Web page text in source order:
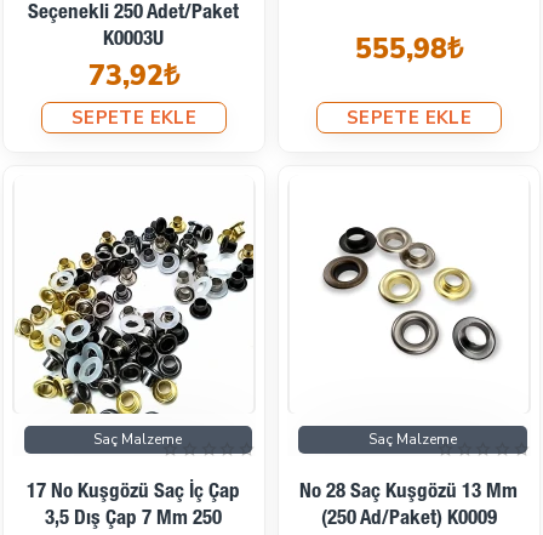
Seçenekli 250 Adet/Paket
K0003U
73,92₺
SEPETE EKLE
555,98₺
SEPETE EKLE
Saç Malzeme
17 No Kuşgözü Saç İç Çap
3,5 Dış Çap 7 Mm 250
Saç Malzeme
No 28 Saç Kuşgözü 13 Mm
(250 Ad/Paket) K0009